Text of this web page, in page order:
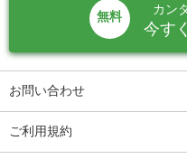
無料
カン
今す
お問い合わせ
ご利用規約